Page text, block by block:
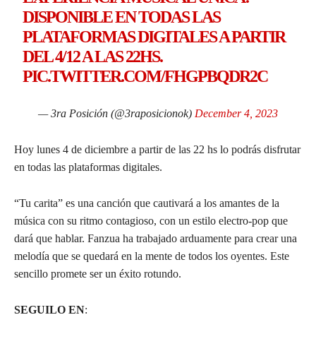
DISPONIBLE EN TODAS LAS
PLATAFORMAS DIGITALES A PARTIR
DEL 4/12 A LAS 22HS.
PIC.TWITTER.COM/FHGPBQDR2C
— 3ra Posición (@3raposicionok) December 4, 2023
Hoy lunes 4 de diciembre a partir de las 22 hs lo podrás disfrutar
en todas las plataformas digitales.
“Tu carita” es una canción que cautivará a los amantes de la
música con su ritmo contagioso, con un estilo electro-pop que
dará que hablar. Fanzua ha trabajado arduamente para crear una
melodía que se quedará en la mente de todos los oyentes. Este
sencillo promete ser un éxito rotundo.
SEGUILO EN: